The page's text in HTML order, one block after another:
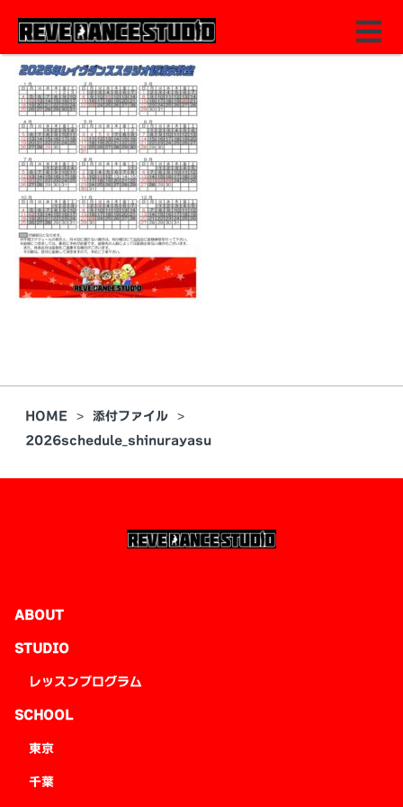
HOME
添付ファイル
2026schedule_shinurayasu
ABOUT
STUDIO
レッスンプログラム
SCHOOL
東京
千葉